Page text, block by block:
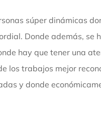
súper dinámicas
Donde además, se
hay que tener una
los trabajos mejor
y donde